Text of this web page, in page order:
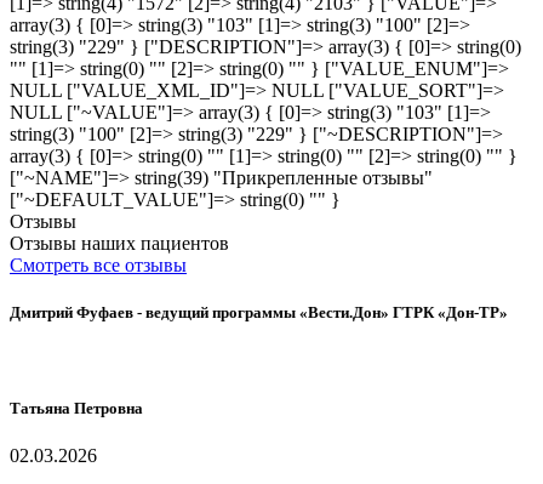
array(3) { [0]=> string(3) "103" [1]=> string(3) "100" [2]=>
string(3) "229" } ["DESCRIPTION"]=> array(3) { [0]=> string(0)
"" [1]=> string(0) "" [2]=> string(0) "" } ["VALUE_ENUM"]=>
NULL ["VALUE_XML_ID"]=> NULL ["VALUE_SORT"]=>
NULL ["~VALUE"]=> array(3) { [0]=> string(3) "103" [1]=>
string(3) "100" [2]=> string(3) "229" } ["~DESCRIPTION"]=>
array(3) { [0]=> string(0) "" [1]=> string(0) "" [2]=> string(0) "" }
["~NAME"]=> string(39) "Прикрепленные отзывы"
["~DEFAULT_VALUE"]=> string(0) "" }
Отзывы
Отзывы наших пациентов
Смотреть все отзывы
Дмитрий Фуфаев - ведущий программы «Вести.Дон» ГТРК «Дон-ТР»
Татьяна Петровна
02.03.2026